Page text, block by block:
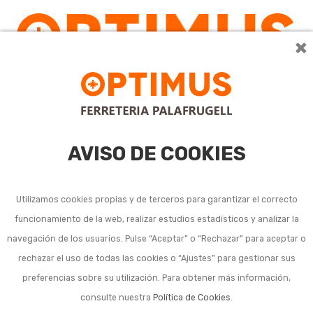
×
AVISO DE COOKIES
Utilizamos cookies propias y de terceros para garantizar el correcto
funcionamiento de la web, realizar estudios estadísticos y analizar la
navegación de los usuarios. Pulse “Aceptar” o “Rechazar” para aceptar o
rechazar el uso de todas las cookies o “Ajustes” para gestionar sus
preferencias sobre su utilización. Para obtener más información,
consulte nuestra Política de Cookies.